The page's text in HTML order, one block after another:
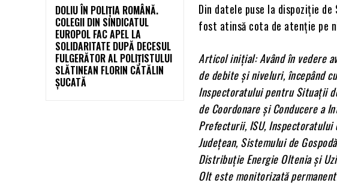
DOLIU ÎN POLIȚIA ROMÂNĂ.
COLEGII DIN SINDICATUL
EUROPOL FAC APEL LA
SOLIDARITATE DUPĂ DECESUL
FULGERĂTOR AL POLIȚISTULUI
SLĂTINEAN FLORIN CĂTĂLIN
ȘUCATĂ
Din datele puse la dispoziție
fost atinsă cota de atenție pe
Articol inițial: Având în vedere
de debite și niveluri, începând
Inspectoratului pentru Situații
de Coordonare și Conducere a
Prefecturii, ISU, Inspectoratului
Județean, Sistemului de
Distribuție Energie Oltenia și
Olt este monitorizată